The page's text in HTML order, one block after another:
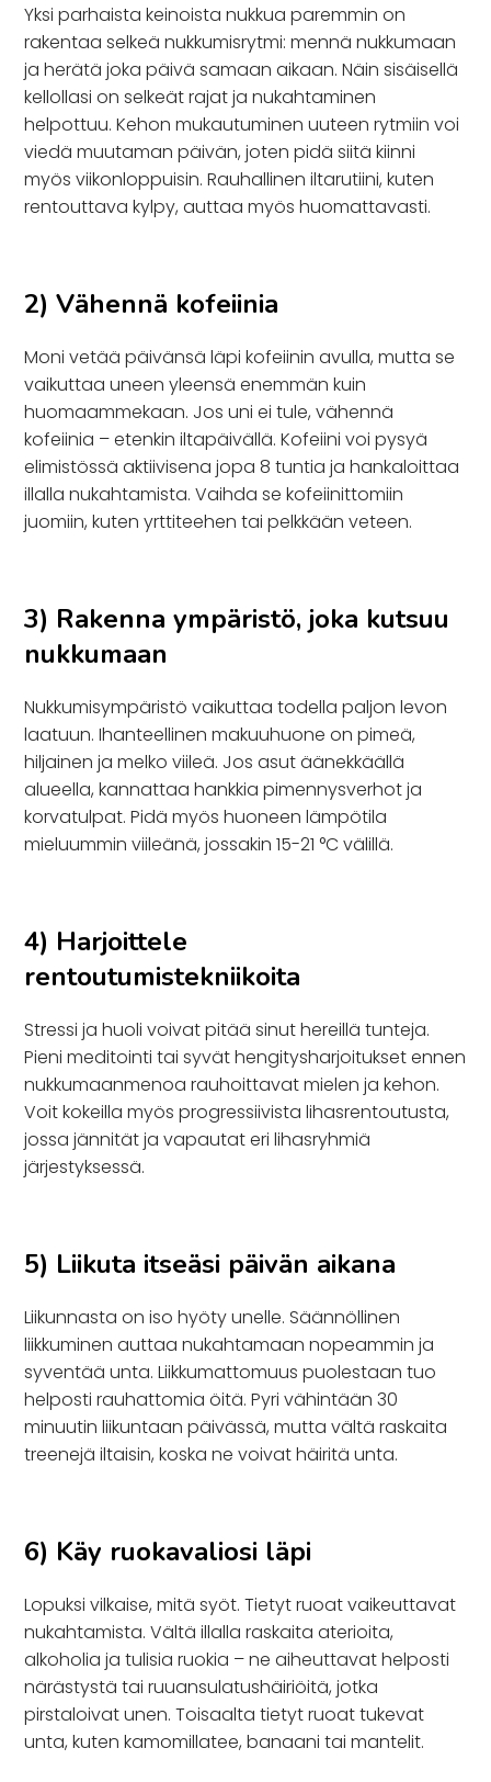
Yksi parhaista keinoista nukkua paremmin on
rakentaa selkeä nukkumisrytmi: mennä nukkumaan
ja herätä joka päivä samaan aikaan. Näin sisäisellä
kellollasi on selkeät rajat ja nukahtaminen
helpottuu. Kehon mukautuminen uuteen rytmiin voi
viedä muutaman päivän, joten pidä siitä kiinni
myös viikonloppuisin. Rauhallinen iltarutiini, kuten
rentouttava kylpy, auttaa myös huomattavasti.
2) Vähennä kofeiinia
Moni vetää päivänsä läpi kofeiinin avulla, mutta se
vaikuttaa uneen yleensä enemmän kuin
huomaammekaan. Jos uni ei tule, vähennä
kofeiinia – etenkin iltapäivällä. Kofeiini voi pysyä
elimistössä aktiivisena jopa 8 tuntia ja hankaloittaa
illalla nukahtamista. Vaihda se kofeiinittomiin
juomiin, kuten yrttiteehen tai pelkkään veteen.
3) Rakenna ympäristö, joka kutsuu
nukkumaan
Nukkumisympäristö vaikuttaa todella paljon levon
laatuun. Ihanteellinen makuuhuone on pimeä,
hiljainen ja melko viileä. Jos asut äänekkäällä
alueella, kannattaa hankkia pimennysverhot ja
korvatulpat. Pidä myös huoneen lämpötila
mieluummin viileänä, jossakin 15-21 °C välillä.
4) Harjoittele
rentoutumistekniikoita
Stressi ja huoli voivat pitää sinut hereillä tunteja.
Pieni meditointi tai syvät hengitysharjoitukset ennen
nukkumaanmenoa rauhoittavat mielen ja kehon.
Voit kokeilla myös progressiivista lihasrentoutusta,
jossa jännität ja vapautat eri lihasryhmiä
järjestyksessä.
5) Liikuta itseäsi päivän aikana
Liikunnasta on iso hyöty unelle. Säännöllinen
liikkuminen auttaa nukahtamaan nopeammin ja
syventää unta. Liikkumattomuus puolestaan tuo
helposti rauhattomia öitä. Pyri vähintään 30
minuutin liikuntaan päivässä, mutta vältä raskaita
treenejä iltaisin, koska ne voivat häiritä unta.
6) Käy ruokavaliosi läpi
Lopuksi vilkaise, mitä syöt. Tietyt ruoat vaikeuttavat
nukahtamista. Vältä illalla raskaita aterioita,
alkoholia ja tulisia ruokia – ne aiheuttavat helposti
närästystä tai ruuansulatushäiriöitä, jotka
pirstaloivat unen. Toisaalta tietyt ruoat tukevat
unta, kuten kamomillatee, banaani tai mantelit.